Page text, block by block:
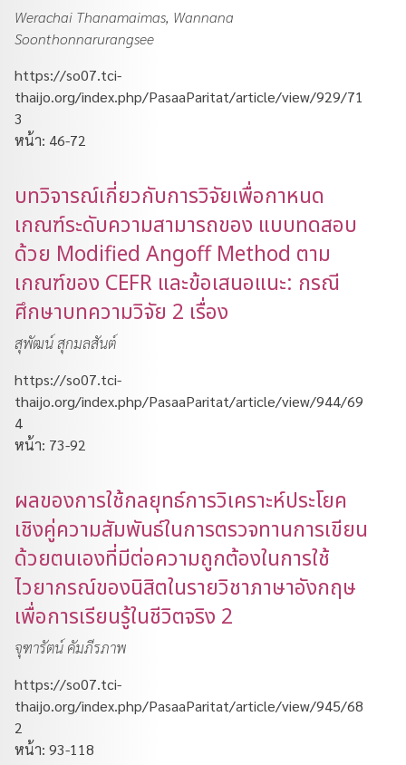
Werachai Thanamaimas, Wannana
Soonthonnarurangsee
https://so07.tci-
thaijo.org/index.php/PasaaParitat/article/view/929/71
3
หน้า: 46-72
บทวิจารณ์เกี่ยวกับการวิจัยเพื่อกาหนด
เกณฑ์ระดับความสามารถของ แบบทดสอบ
ด้วย Modified Angoff Method ตาม
เกณฑ์ของ CEFR และข้อเสนอแนะ: กรณี
ศึกษาบทความวิจัย 2 เรื่อง
สุพัฒน์ สุกมลสันต์
https://so07.tci-
thaijo.org/index.php/PasaaParitat/article/view/944/69
4
หน้า: 73-92
ผลของการใช้กลยุทธ์การวิเคราะห์ประโยค
เชิงคู่ความสัมพันธ์ในการตรวจทานการเขียน
ด้วยตนเองที่มีต่อความถูกต้องในการใช้
ไวยากรณ์ของนิสิตในรายวิชาภาษาอังกฤษ
เพื่อการเรียนรู้ในชีวิตจริง 2
จุฑารัตน์ คัมภีรภาพ
https://so07.tci-
thaijo.org/index.php/PasaaParitat/article/view/945/68
2
หน้า: 93-118